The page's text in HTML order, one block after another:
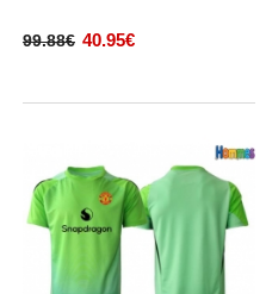
99.88€ 40.95€